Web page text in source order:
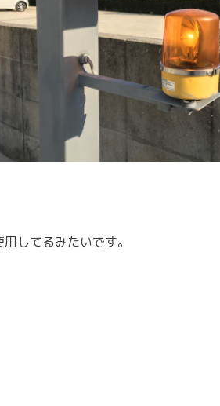
してるみたいです。